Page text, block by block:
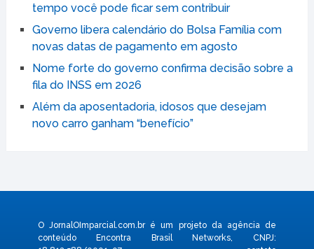
tempo você pode ficar sem contribuir
Governo libera calendário do Bolsa Família com
novas datas de pagamento em agosto
Nome forte do governo confirma decisão sobre a
fila do INSS em 2026
Além da aposentadoria, idosos que desejam
novo carro ganham “benefício”
O JornalOImparcial.com.br é um projeto da agência de
conteúdo Encontra Brasil Networks, CNPJ: